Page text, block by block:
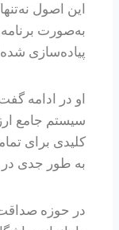
این اصول
به‌صورت
پیاده‌سازی
او در ادامه
سیستم جامع
کلیدی برای
به طور جدی در
در حوزه